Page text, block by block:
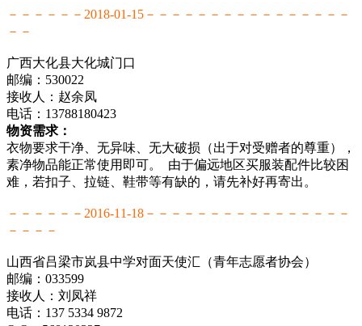
－－－－－－2018-01-15－－－－－－－－－－－－－－－－
－－
广西大化县大化城门口
邮编：530022
接收人：赵余凤
电话：13788180423
物资需求：
衣物要求干净、无异味、无大破损（出于对受赠者的尊重），
素净物品能正常使用即可。 由于偏远地区买服装配件比较困
难，若扣子、拉链、鞋带等有缺的，请先补好再寄出。
－－－－－－2016-11-18－－－－－－－－－－－－－－－－
－－－－
山西省吕梁市岚县中学对面天使汇（青年志愿者协会）
邮编：033599
接收人：刘凤祥
电话：137 5334 9872